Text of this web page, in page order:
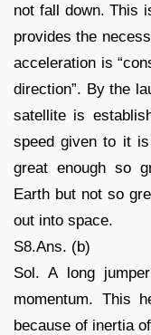
not fall down. This
provides the
acceleration is
direction”. By the
satellite is
speed given to it
great enough so
Earth but not so
out into space.
S8.Ans. (b)
Sol. A long
momentum. This
because of inertia